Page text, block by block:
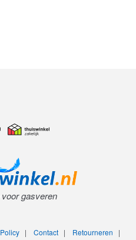
gasveren
| Contact| Retourneren |